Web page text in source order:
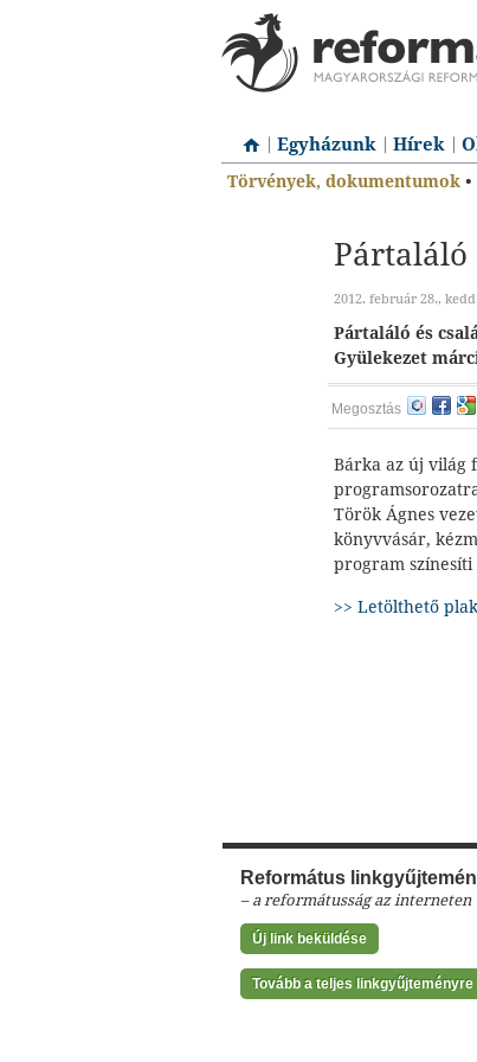
Egyházunk Hírek
Törvények, dokumentumok •
Pártaláló
2012. február 28., kedd
Pártaláló és
Gyülekezet
Megosztás
Bárka az új világ
Török Ágnes
könyvvásár,
program színesíti
>> Letölthető
Református
– a reformátusság az interneten
Új link beküldése
Tovább a teljes linkgyűjteményre